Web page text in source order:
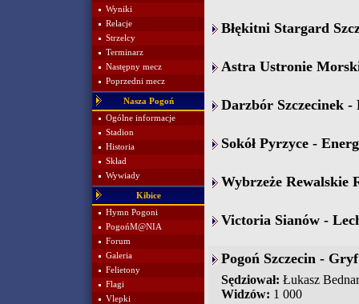
Wyniki
Relacje
Strzelcy
Terminarz
Następny mecz
Poprzedni mecz
Nasza Pogoń
Ogólne informacje
Stadion
Historia
Skład
Wywiady
Kibice
Hymn Pogoni
PogońM@NIA
Forum
Galeria
Felietony
Flagi
Vlepki
Błękitni Stargard
Astra Ustronie
Darzbór Szczecinek -
Sokół Pyrzyce -
Wybrzeże Rewalskie
Victoria Sianów -
Pogoń Szczecin -
Sędziował: Łukasz
Widzów: 1 000